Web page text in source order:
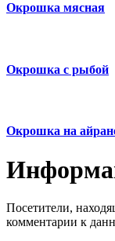
Окрошка мясная
Окрошка с рыбой
Окрошка на
Посетители,
комментарии к